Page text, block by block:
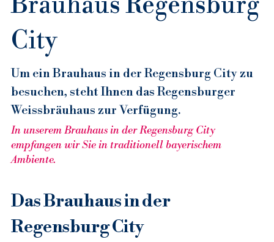
Brauerei Regensburg
Älteste Weissbierbrauerei
Brauerei Regensburg
Brauhaus Regensburg
Brauhaus Regensburg City
Brauhaus Regensburg Innenstadt
Brauhaus Regensburg Zentrum
Catering Regensburg
Catering Regensburg
Essen Regensburg
Essen in Regensburg
Essen Regensburg City
Gasthaus Brauhaus Regensburg
Gasthaus Regensburg
Gaststätte Regensburg
Gaststätte Regensburg
Bier Regensburg
Suche
Reservierung
City
Um ein Brauhaus in der Regensburg City zu
besuchen, steht Ihnen das Regensburger
Weissbräuhaus zur Verfügung.
In unserem Brauhaus in der Regensburg City
empfangen wir Sie in traditionell bayerischem
Ambiente.
Das Brauhaus in der
Regensburg City